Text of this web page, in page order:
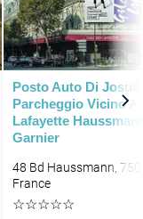
Posto Auto Di Josué
Parcheggio Vicino A
Lafayette
Garnier
48 Bd Haussmann,
France
☆☆☆☆☆